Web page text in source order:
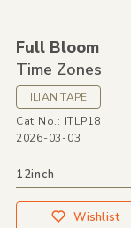
Full Bloom
Time Zones
ILIAN TAPE
Cat No.: ITLP18
2026-03-03
12inch
Wishlist